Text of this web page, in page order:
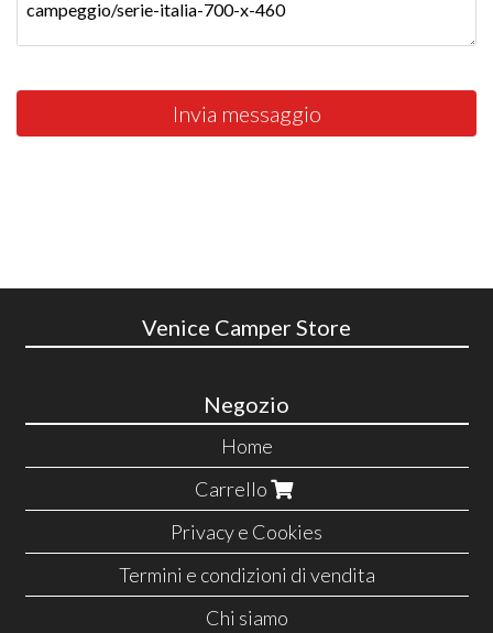
Invia messaggio
Venice Camper Store
Negozio
Home
Carrello
Privacy e Cookies
Termini e condizioni di vendita
Chi siamo